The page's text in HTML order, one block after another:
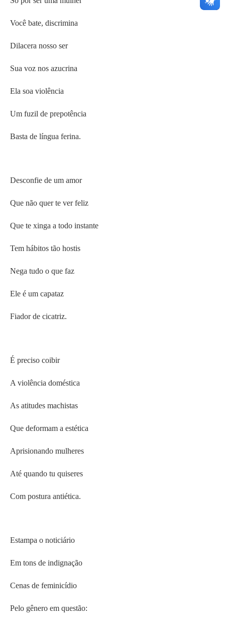
Você bate, discrimina
Dilacera nosso ser
Sua voz nos azucrina
Ela soa violência
Um fuzil de prepotência
Basta de língua ferina.
Desconfie de um amor
Que não quer te ver feliz
Que te xinga a todo instante
Tem hábitos tão hostis
Nega tudo o que faz
Ele é um capataz
Fiador de cicatriz.
É preciso coibir
A violência doméstica
As atitudes machistas
Que deformam a estética
Aprisionando mulheres
Até quando tu quiseres
Com postura antiética.
Estampa o noticiário
Em tons de indignação
Cenas de feminicídio
Pelo gênero em questão: